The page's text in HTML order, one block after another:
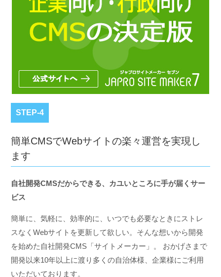
STEP-4
簡単CMSでWebサイトの楽々運営を実現し
ます
自社開発CMSだからできる、カユいところに手が届くサー
ビス
簡単に、気軽に、効率的に、いつでも必要なときにストレ
スなくWebサイトを更新して欲しい。そんな想いから開発
を始めた自社開発CMS「サイトメーカー」。 おかげさまで
開発以来10年以上に渡り多くの自治体様、企業様にご利用
いただいております。